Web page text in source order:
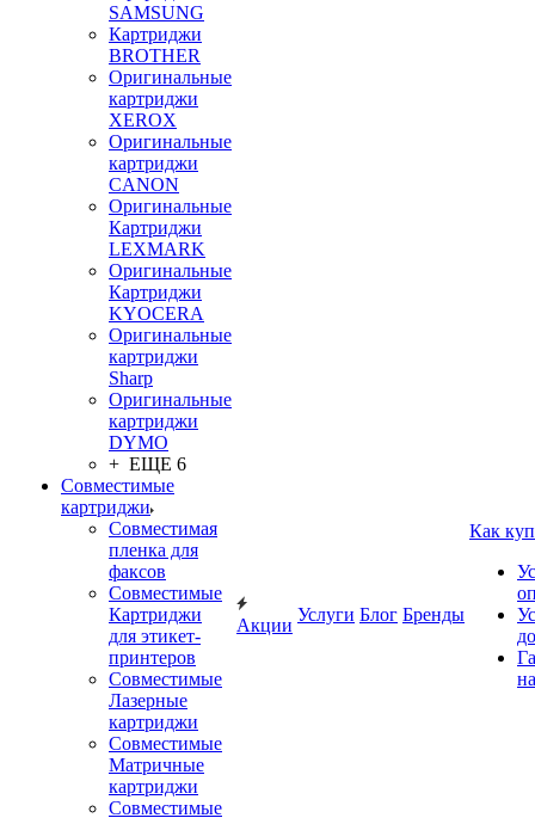
SAMSUNG
Картриджи
BROTHER
Оригинальные
картриджи
XEROX
Оригинальные
картриджи
CANON
Оригинальные
Картриджи
LEXMARK
Оригинальные
Картриджи
KYOCERA
Оригинальные
картриджи
Sharp
Оригинальные
картриджи
DYMO
+ ЕЩЕ 6
Совместимые
картриджи
Совместимая
пленка для
факсов
Совместимые
Картриджи
для этикет-
принтеров
Совместимые
Лазерные
картриджи
Совместимые
Матричные
картриджи
Совместимые
Акции
Услуги Блог Бренды
Как